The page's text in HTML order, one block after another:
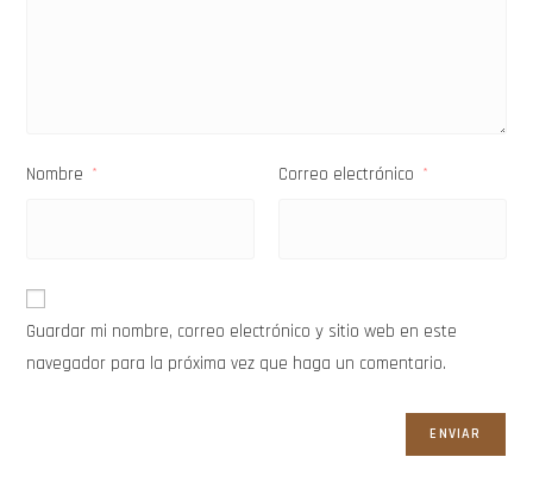
Nombre * Correo electrónico *
Guardar mi nombre, correo electrónico y sitio web en este
navegador para la próxima vez que haga un comentario.